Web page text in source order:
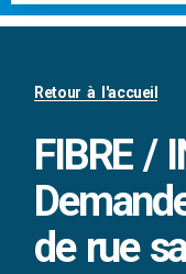
Retour à l'accueil
FIBRE /
de rue